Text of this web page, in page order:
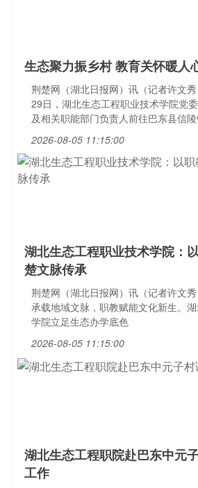
生态聚力振乡村 教育关怀暖人
荆楚网（湖北日报网）讯（记者许文
29日，湖北生态工程职业技术学院党
及相关职能部门负责人前往巴东县信
2026-08-05 11:15:00
湖北生态工程职业技术学院：
楚文脉传承
荆楚网（湖北日报网）讯（记者许文
承载地域文脉，职教赋能文化新生。
学院立足生态办学底色
2026-08-05 11:15:00
湖北生态工程职院赴巴东中元
工作